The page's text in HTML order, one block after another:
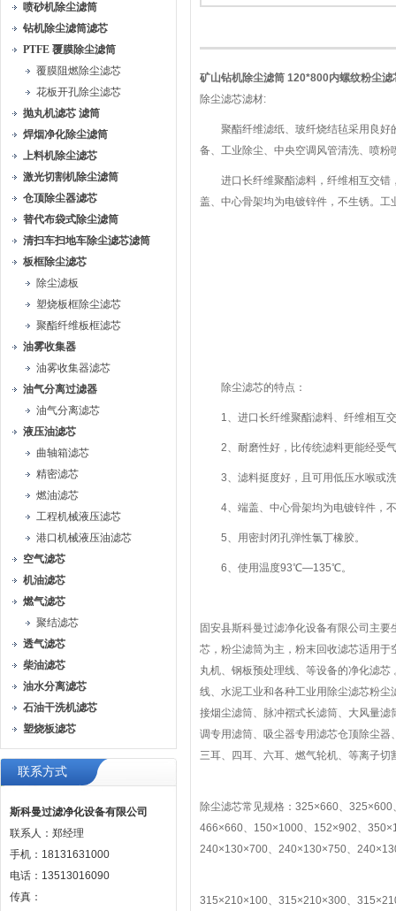
喷砂机除尘滤筒
钻机除尘滤筒滤芯
PTFE 覆膜除尘滤筒
覆膜阻燃除尘滤芯
花板开孔除尘滤芯
抛丸机滤芯 滤筒
焊烟净化除尘滤筒
上料机除尘滤芯
激光切割机除尘滤筒
仓顶除尘器滤芯
替代布袋式除尘滤筒
清扫车扫地车除尘滤芯滤筒
板框除尘滤芯
除尘滤板
塑烧板框除尘滤芯
聚酯纤维板框滤芯
油雾收集器
油雾收集器滤芯
油气分离过滤器
油气分离滤芯
液压油滤芯
曲轴箱滤芯
精密滤芯
燃油滤芯
工程机械液压滤芯
港口机械液压油滤芯
空气滤芯
机油滤芯
燃气滤芯
聚结滤芯
透气滤芯
柴油滤芯
油水分离滤芯
石油干洗机滤芯
塑烧板滤芯
联系方式
斯科曼过滤净化设备有限公司
联系人：郑经理
手机：18131631000
电话：13513016090
传真：
矿山钻机除尘滤筒 120*800内螺纹粉尘滤
除尘滤芯滤材:
聚酯纤维滤纸、玻纤烧结毡采用良好
备、工业除尘、中央空调风管清洗、喷
进口长纤维聚酯滤料，纤维相互交错
盖、中心骨架均为电镀锌件，不生锈。
除尘滤芯的特点：
1、进口长纤维聚酯滤料、纤维相互交
2、耐磨性好，比传统滤料更能经受气
3、滤料挺度好，且可用低压水喉或洗
4、端盖、中心骨架均为电镀锌件，
5、用密封闭孔弹性氯丁橡胶。
6、使用温度93℃—135℃。
固安县斯科曼过滤净化设备有限公司主
芯，粉尘滤筒为主，粉末回收滤芯适用
丸机、钢板预处理线、等设备的净化滤
线、水泥工业和各种工业用除尘滤芯粉
接烟尘滤筒、脉冲褶式长滤筒、大风量
调专用滤筒、吸尘器专用滤芯仓顶除尘
三耳、四耳、六耳、燃气轮机、等离子
除尘滤芯常见规格：325×660、
466×660、150×1000、152×902、
240×130×700、240×130×750、
315×210×100、315×210×300、